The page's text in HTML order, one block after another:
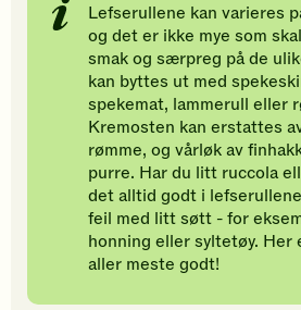
Lefserullene kan varieres
og det er ikke mye som
smak og særpreg på de
kan byttes ut med
spekemat, lammerull eller
Kremosten kan erstattes
rømme, og vårløk av
purre. Har du litt ruccola
det alltid godt i
feil med litt søtt - for
honning eller syltetøy. Her
aller meste godt!